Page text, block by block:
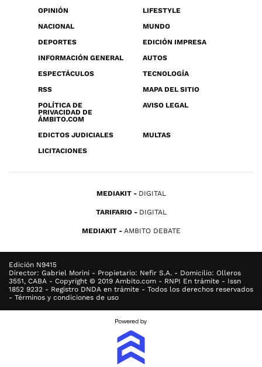
OPINIÓN
LIFESTYLE
NACIONAL
MUNDO
DEPORTES
EDICIÓN IMPRESA
INFORMACIÓN GENERAL
AUTOS
ESPECTÁCULOS
TECNOLOGÍA
RSS
MAPA DEL SITIO
POLÍTICA DE
PRIVACIDAD DE
ÁMBITO.COM
AVISO LEGAL
EDICTOS JUDICIALES
MULTAS
LICITACIONES
MEDIAKIT DIGITAL
TARIFARIO DIGITAL
MEDIAKIT AMBITO DEBATE
Edición N9415
Director: Gabriel Morini - Propietario: Nefir S.A. - Domicilio: Olleros
3551, CABA - Copyright © 2019 Ambito.com - RNPI En trámite - Issn
1852 9232 - Registro DNDA en trámite - Todos los derechos reservados
- Términos y condiciones de uso